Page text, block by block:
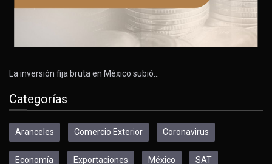
La inversión fija bruta en México subió…
Categorías
Aranceles Comercio Exterior Coronavirus
Economía Exportaciones México SAT